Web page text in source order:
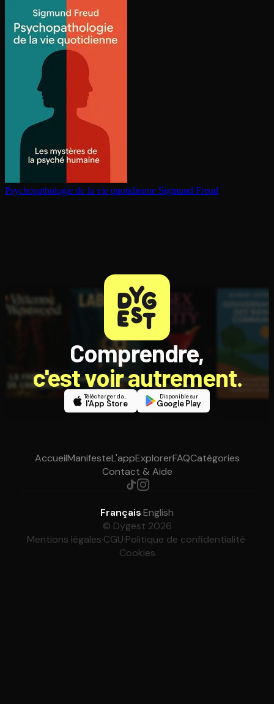
Psy­cho­pa­tho­lo­gie de la vie quotidienne Sigmund Freud
Comprendre,
c'est voir autrement.
Télécharger dans
l'App Store
Disponible sur
Google Play
AccueilManifesteL'appExplorerFAQCatégories
Contact & Aide
Français·English
© Dygest 2026
Mentions légales·CGU·Politique de confidentialité·
Cookies